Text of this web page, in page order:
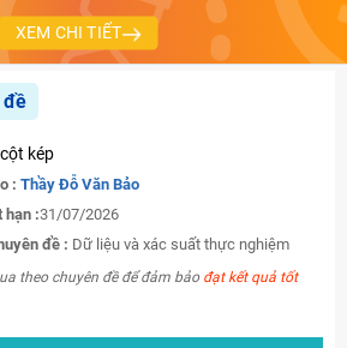
XEM CHI TIẾT
đề
kép
: Thầy Đỗ Văn Bảo
hạn :31/07/2026
đề : Dữ liệu và xác suất thực nghiệm
theo chuyên đề để đảm bảo đạt kết quả tốt